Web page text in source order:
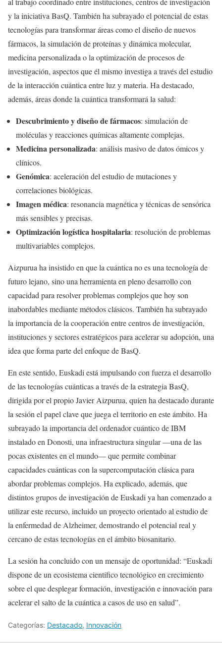
y la iniciativa BasQ. También ha subrayado el potencial de estas
tecnologías para transformar áreas como el diseño de nuevos
fármacos, la simulación de proteínas y dinámica molecular,
medicina personalizada o la optimización de procesos de
investigación, aspectos que él mismo investiga a través del estudio
de la interacción cuántica entre luz y materia. Ha destacado,
además, áreas donde la cuántica transformará la salud:
Descubrimiento y diseño de fármacos: simulación de
moléculas y reacciones químicas altamente complejas.
Medicina personalizada: análisis masivo de datos ómicos y
clínicos.
Genómica: aceleración del estudio de mutaciones y
correlaciones biológicas.
Imagen médica: resonancia magnética y técnicas de sensórica
más sensibles y precisas.
Optimización logística hospitalaria: resolución de problemas
multivariables complejos.
Aizpurua ha insistido en que la cuántica no es una tecnología de
futuro lejano, sino una herramienta en pleno desarrollo con
capacidad para resolver problemas complejos que hoy son
inabordables mediante métodos clásicos. También ha subrayado
la importancia de la cooperación entre centros de investigación,
instituciones y sectores estratégicos para acelerar su adopción, una
idea que forma parte del enfoque de BasQ.
En este sentido, Euskadi está impulsando con fuerza el desarrollo
de las tecnologías cuánticas a través de la estrategia BasQ,
dirigida por el propio Javier Aizpurua, quien ha destacado durante
la sesión el papel clave que juega el territorio en este ámbito. Ha
subrayado la importancia del ordenador cuántico de IBM
instalado en Donosti, una infraestructura singular —una de las
pocas existentes en el mundo— que permite combinar
capacidades cuánticas con la supercomputación clásica para
abordar problemas complejos. Ha explicado, además, que
distintos grupos de investigación de Euskadi ya han comenzado a
utilizar este recurso, incluido un proyecto orientado al estudio de
la enfermedad de Alzheimer, demostrando el potencial real y
cercano de estas tecnologías en el ámbito biosanitario.
La sesión ha concluido con un mensaje de oportunidad: “Euskadi
dispone de un ecosistema científico tecnológico en crecimiento
sobre el que desplegar formación, investigación e innovación para
acelerar el salto de la cuántica a casos de uso en salud”.
Categorías: Destacado, Innovación